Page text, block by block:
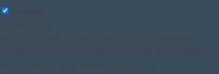
Necessary
Toujours activé
Necessary cookies are absolutely essential for the website to
function properly. These cookies ensure basic functionalities and
security features of the website, anonymously.